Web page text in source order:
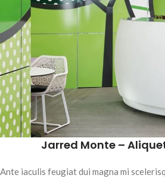
Jarred Monte –
Ante iaculis feugiat dui magna mi